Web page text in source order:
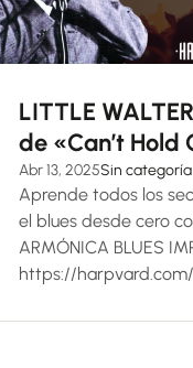
LITTLE
de «Can’t Hold
Abr 13, 2025Sin categoría
Aprende todos los
el blues desde cero
ARMÓNICA BLUES
https://